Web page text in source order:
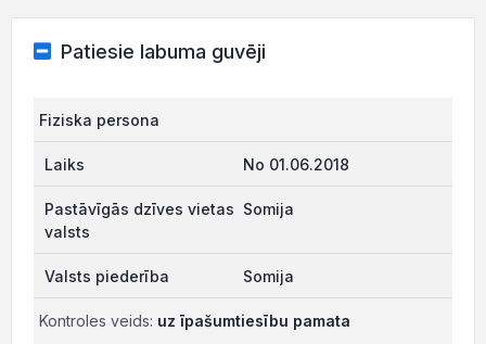
Patiesie labuma guvēji
Fiziska persona
No 01.06.2018
Somija
Somija
Kontroles veids: uz īpašumtiesību pamata